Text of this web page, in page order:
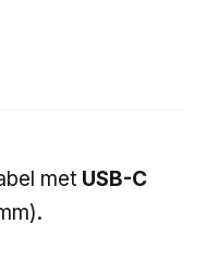
met USB-C